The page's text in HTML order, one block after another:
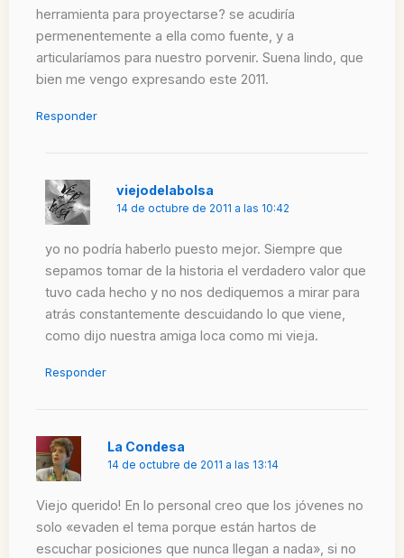
herramienta para proyectarse? se acudiría
permenentemente a ella como fuente, y a
articularíamos para nuestro porvenir. Suena lindo, que
bien me vengo expresando este 2011.
Responder
viejodelabolsa
14 de octubre de 2011 a las 10:42
yo no podría haberlo puesto mejor. Siempre que
sepamos tomar de la historia el verdadero valor que
tuvo cada hecho y no nos dediquemos a mirar para
atrás constantemente descuidando lo que viene,
como dijo nuestra amiga loca como mi vieja.
Responder
La Condesa
14 de octubre de 2011 a las 13:14
Viejo querido! En lo personal creo que los jóvenes no
solo «evaden el tema porque están hartos de
escuchar posiciones que nunca llegan a nada», si no